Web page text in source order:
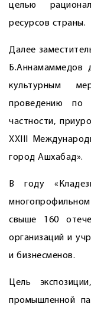
целью
ресурсов страны.
Далее
Б.Аннамаммедов
культурным
проведению
частности,
XXIII
город Ашхабад».
В году
свыше 160
организаций и
и бизнесменов.
Цель
промышленной